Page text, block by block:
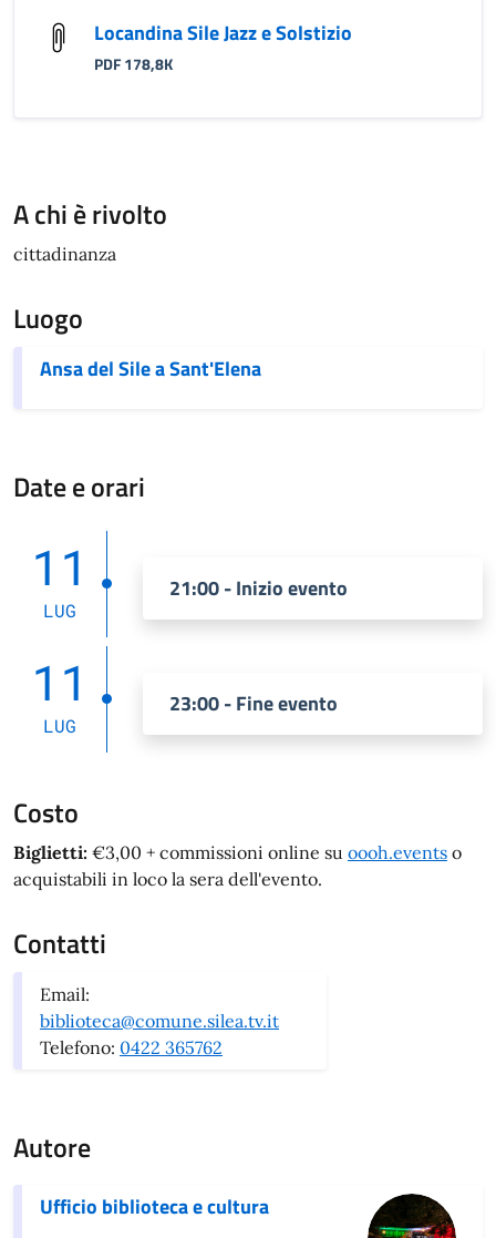
Locandina Sile Jazz e Solstizio
PDF 178,8K
A chi è rivolto
cittadinanza
Luogo
Ansa del Sile a Sant'Elena
Date e orari
11
LUG
21:00 - Inizio evento
11
LUG
23:00 - Fine evento
Costo
Biglietti: €3,00 + commissioni online su oooh.events o
acquistabili in loco la sera dell'evento.
Contatti
Email:
biblioteca@comune.silea.tv.it
Telefono: 0422 365762
Autore
Ufficio biblioteca e cultura